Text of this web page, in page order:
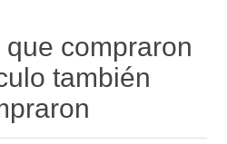
compraron
también